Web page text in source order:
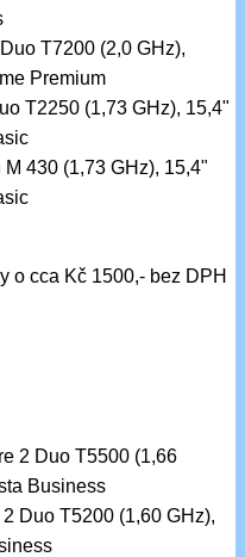
T7200 (2,0 GHz),
Premium
T2250 (1,73 GHz), 15,4"
430 (1,73 GHz), 15,4"
o cca Kč 1500,- bez DPH
2 Duo T5500 (1,66
Business
Duo T5200 (1,60 GHz),